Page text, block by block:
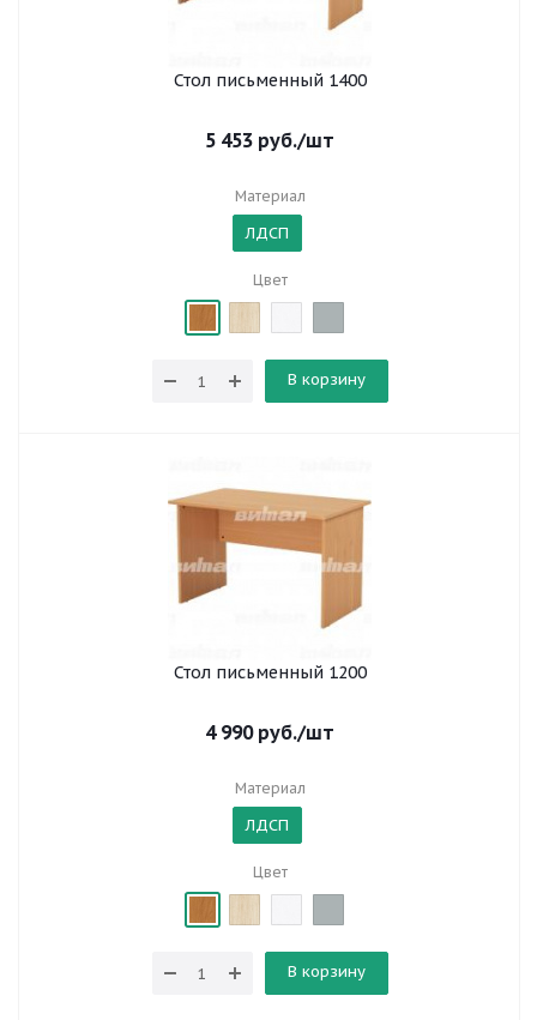
Стол письменный 1400
5 453 руб./шт
Материал
ЛДСП
Цвет
В корзину
Стол письменный 1200
4 990руб./шт
Материал
ЛДСП
Цвет
В корзину